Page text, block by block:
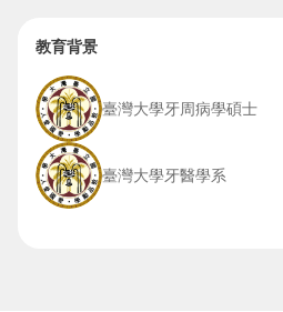
教育背景
臺灣大學牙周病學碩士
臺灣大學牙醫學系